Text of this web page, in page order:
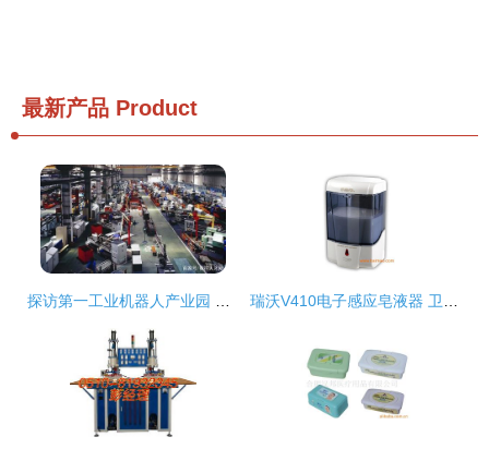
最新产品 Product